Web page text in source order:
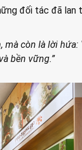
đối tác đã lan
mà còn là lời hứa:
bền vững.”